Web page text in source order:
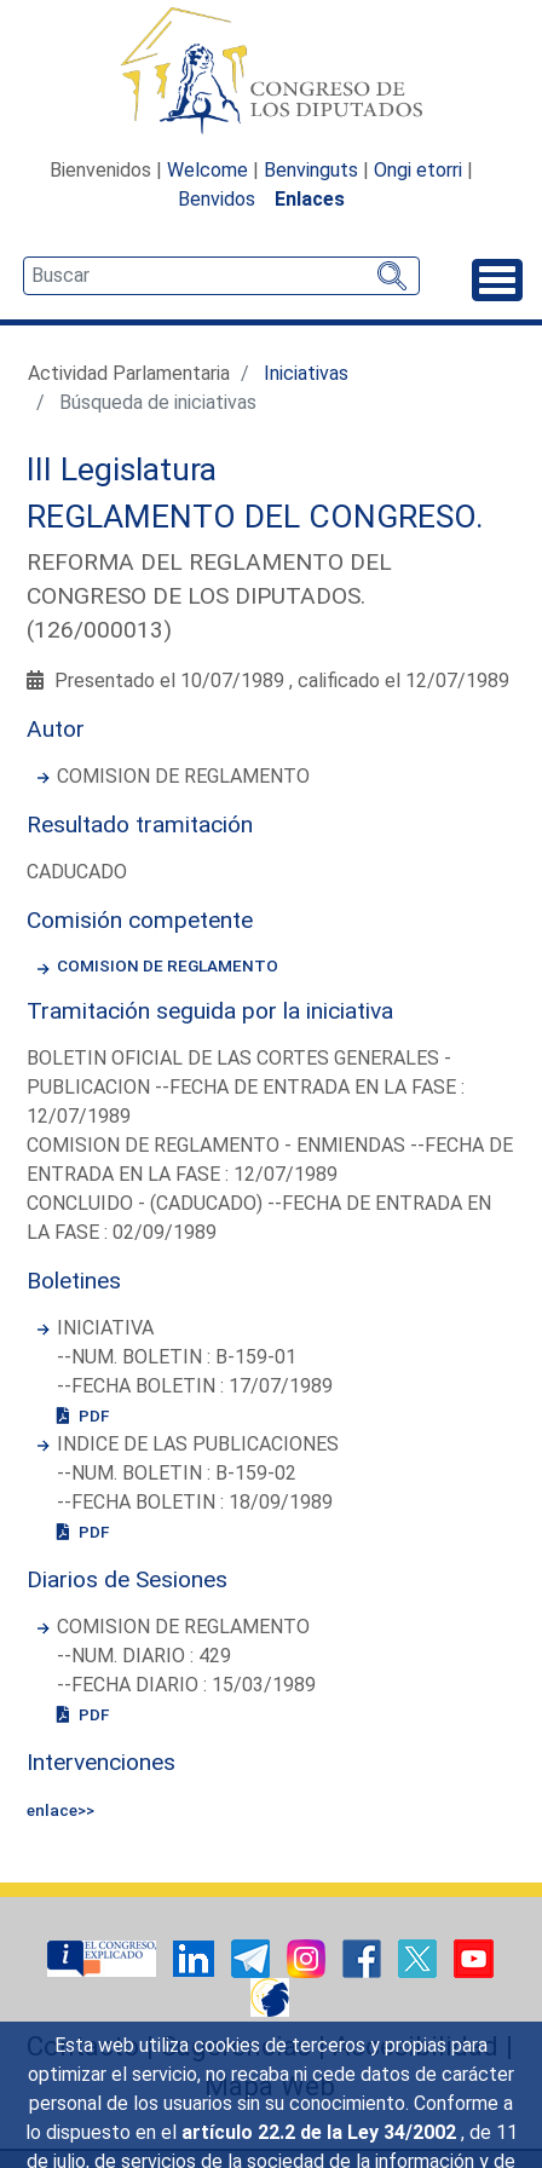
Esta web utiliza cookies de terceros y propias para
optimizar el servicio, no recaba ni cede datos de carácter
personal de los usuarios sin su conocimiento. Conforme a
lo dispuesto en el artículo 22.2 de la Ley 34/2002 , de 11
de julio, de servicios de la sociedad de la información y de
Bienvenidos | Welcome | Benvinguts | Ongi etorri |
Benvidos
Enlaces
Actividad Parlamentaria
Iniciativas
Búsqueda de iniciativas
III Legislatura
REGLAMENTO DEL CONGRESO.
REFORMA DEL REGLAMENTO DEL
CONGRESO DE LOS DIPUTADOS.
(126/000013)
Presentado el 10/07/1989 , calificado el 12/07/1989
Autor
COMISION DE REGLAMENTO
Resultado tramitación
CADUCADO
Comisión competente
COMISION DE REGLAMENTO
Tramitación seguida por la iniciativa
BOLETIN OFICIAL DE LAS CORTES GENERALES -
PUBLICACION --FECHA DE ENTRADA EN LA FASE :
12/07/1989
COMISION DE REGLAMENTO - ENMIENDAS --FECHA DE
ENTRADA EN LA FASE : 12/07/1989
CONCLUIDO - (CADUCADO) --FECHA DE ENTRADA EN
LA FASE : 02/09/1989
Boletines
INICIATIVA
--NUM. BOLETIN : B-159-01
--FECHA BOLETIN : 17/07/1989
PDF
INDICE DE LAS PUBLICACIONES
--NUM. BOLETIN : B-159-02
--FECHA BOLETIN : 18/09/1989
PDF
Diarios de Sesiones
COMISION DE REGLAMENTO
--NUM. DIARIO : 429
--FECHA DIARIO : 15/03/1989
PDF
Intervenciones
enlace>>
Contacto|Sugerencias|Accesibilidad |
Mapa Web